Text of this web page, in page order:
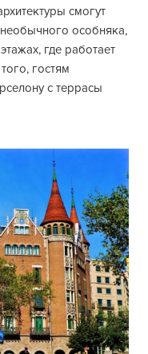
смогут
необычного особняка,
где работает
гостям
с террасы